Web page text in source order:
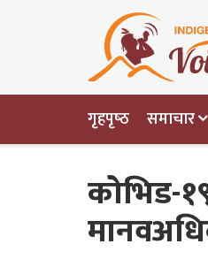
गृहपृष्‍ठ समाचार
कोभिड-